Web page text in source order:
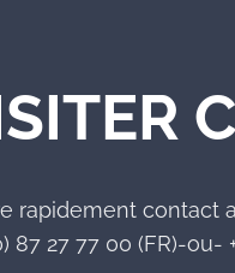
rapidement contact
27 77 00 (FR)-ou-